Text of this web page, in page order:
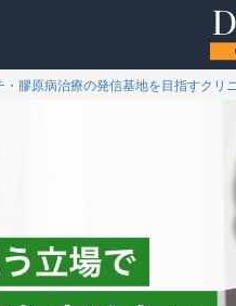
膠原病治療の発信基地を目指すクリ